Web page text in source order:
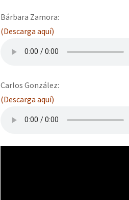
Bárbara Zamora:
(Descarga aquí)
Carlos González:
(Descarga aquí)